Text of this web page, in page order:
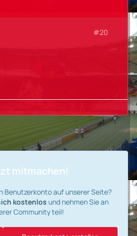
#20
mitmachen!
Benutzerkonto auf unserer Seite?
kostenlos und nehmen Sie an
Community teil!